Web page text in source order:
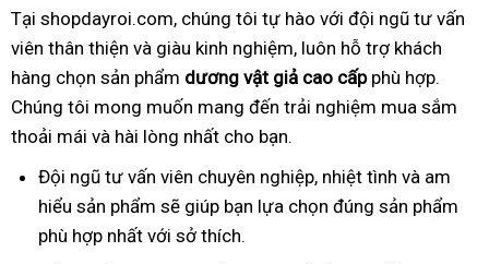
Tại shopdayroi.com, chúng tôi tự hào với đội ngũ tư vấn
viên thân thiện và giàu kinh nghiệm, luôn hỗ trợ khách
hàng chọn sản phẩm dương vật giả cao cấpphù hợp.
Chúng tôi mong muốn mang đến trải nghiệm mua sắm
thoải mái và hài lòng nhất cho bạn.
Đội ngũ tư vấn viên chuyên nghiệp, nhiệt tình và am
hiểu sản phẩm sẽ giúp bạn lựa chọn đúng sản phẩm
phù hợp nhất với sở thích.